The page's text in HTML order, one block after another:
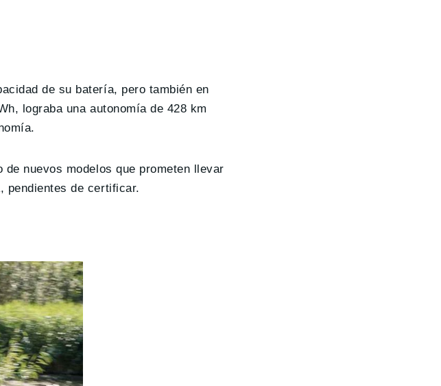
de su batería, pero también en
lograba una autonomía de 428 km
nuevos modelos que prometen llevar
pendientes de certificar.